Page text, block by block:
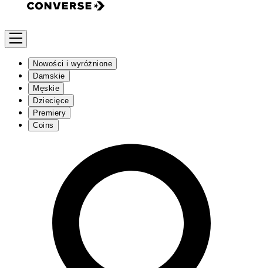
Nowości i wyróżnione
Damskie
Męskie
Dziecięce
Premiery
Coins